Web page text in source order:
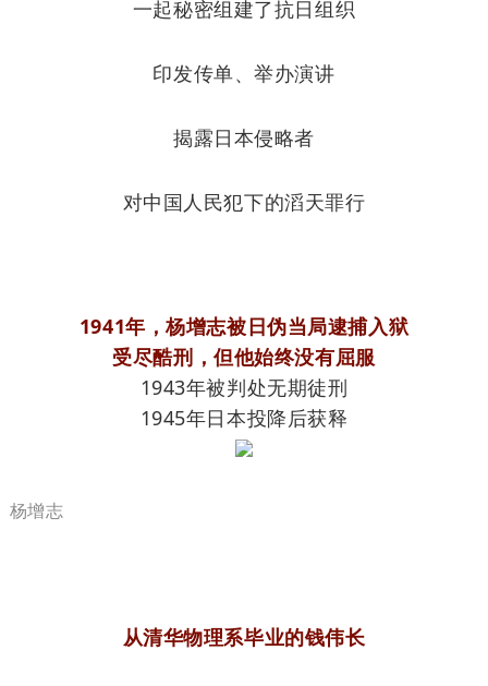
一起秘密组建了抗日组织
印发传单、举办演讲
揭露日本侵略者
对中国人民犯下的滔天罪行
1941年，杨增志被日伪当局逮捕入狱
受尽酷刑，但他始终没有屈服
1943年被判处无期徒刑
1945年日本投降后获释
杨增志
从清华物理系毕业的钱伟长